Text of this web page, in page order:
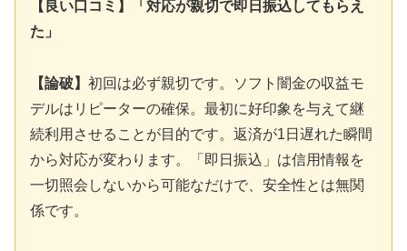
【良い口コミ】「対応が親切で即日振込してもらえ
た」
【論破】 初回は必ず親切です。ソフト闇金の収益モ
デルはリピーターの確保。最初に好印象を与えて継
続利用させることが目的です。返済が1日遅れた瞬間
から対応が変わります。「即日振込」は信用情報を
一切照会しないから可能なだけで、安全性とは無関
係です。